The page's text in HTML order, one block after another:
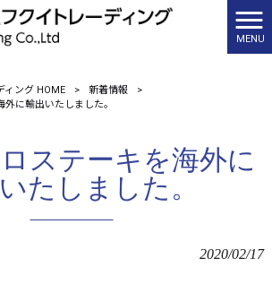
MENU
ィング HOME > 新着情報
>
に輸出いたしました。
ステーキを海外に
たしました。
2020/02/17